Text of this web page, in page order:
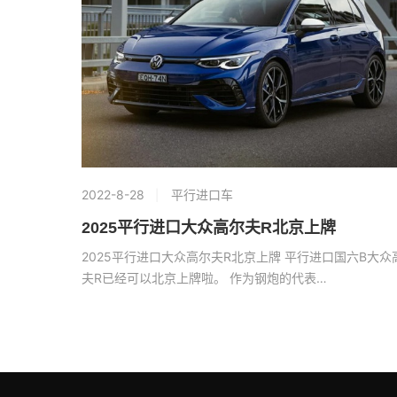
2022-8-28 平行进口车
2025平行进口大众高尔夫R北京上牌
2025平行进口大众高尔夫R北京上牌 平行进口国六B大众
夫R已经可以北京上牌啦。 作为钢炮的代表…